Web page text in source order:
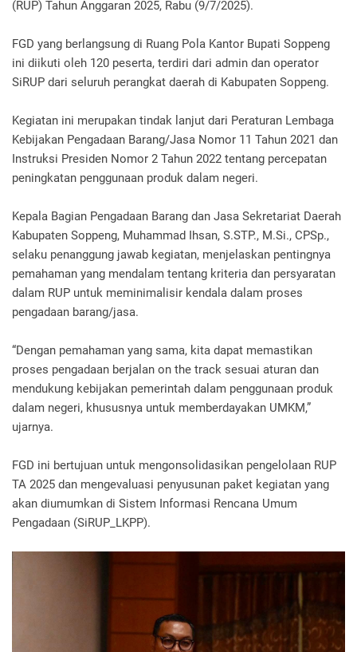
(RUP) Tahun Anggaran 2025, Rabu (9/7/2025).
FGD yang berlangsung di Ruang Pola Kantor Bupati Soppeng
ini diikuti oleh 120 peserta, terdiri dari admin dan operator
SiRUP dari seluruh perangkat daerah di Kabupaten Soppeng.
Kegiatan ini merupakan tindak lanjut dari Peraturan Lembaga
Kebijakan Pengadaan Barang/Jasa Nomor 11 Tahun 2021 dan
Instruksi Presiden Nomor 2 Tahun 2022 tentang percepatan
peningkatan penggunaan produk dalam negeri.
Kepala Bagian Pengadaan Barang dan Jasa Sekretariat Daerah
Kabupaten Soppeng, Muhammad Ihsan, S.STP., M.Si., CPSp.,
selaku penanggung jawab kegiatan, menjelaskan pentingnya
pemahaman yang mendalam tentang kriteria dan persyaratan
dalam RUP untuk meminimalisir kendala dalam proses
pengadaan barang/jasa.
“Dengan pemahaman yang sama, kita dapat memastikan
proses pengadaan berjalan on the track sesuai aturan dan
mendukung kebijakan pemerintah dalam penggunaan produk
dalam negeri, khususnya untuk memberdayakan UMKM,”
ujarnya.
FGD ini bertujuan untuk mengonsolidasikan pengelolaan RUP
TA 2025 dan mengevaluasi penyusunan paket kegiatan yang
akan diumumkan di Sistem Informasi Rencana Umum
Pengadaan (SiRUP_LKPP).